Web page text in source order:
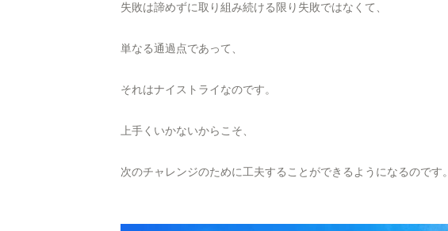
失敗は諦めずに取り組み続ける限り失敗ではなくて、
単なる通過点であって、
それはナイストライなのです。
上手くいかないからこそ、
次のチャレンジのために工夫することができるようになるのです。